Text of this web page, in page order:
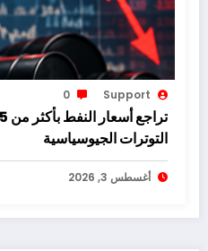
Support
0
التوترات الجيوسياسية
أغسطس 3, 2026